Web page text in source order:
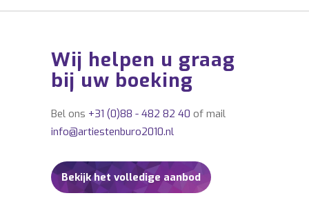
Wij helpen u graag
bij uw boeking
Bel ons +31 (0)88 - 482 82 40 of mail
info@artiestenburo2010.nl
Bekijk het volledige aanbod